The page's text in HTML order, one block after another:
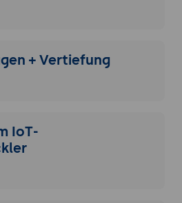
+ Vertiefung
IoT-